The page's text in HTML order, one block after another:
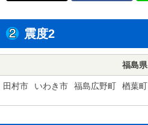
震度2
福島県
田村市 いわき市 福島広野町 楢葉町